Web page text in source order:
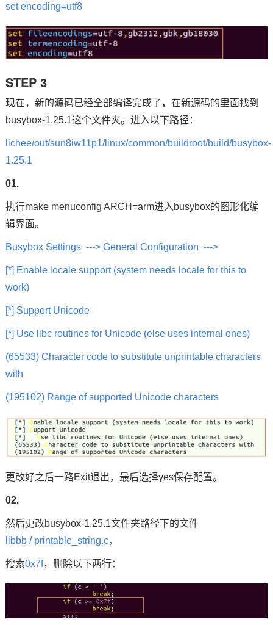
set encoding=utf8
STEP 3
现在，新的源码已经全部编译完成了，在新源码的里面找到
busybox-1.25.1这个文件夹。进入以下路径：
lichee/out/sun8iw11p1/linux/common/buildroot/build/busybox-
1.25.1
01.
执行make menuconfig ARCH=arm进入busybox的图形化编
辑界面。
Busybox Settings ---> General Configuration --->
[*] Enable locale support (system needs locale for this to
work)
[*] Support Unicode
[*] Use libc routines for Unicode (else uses internal ones)
(65533) Character code to substitute unprintable characters
with
(195102) Range of supported Unicode characters
更改好之后一路Exit退出，最后选择yes保存配置。
02.
然后更改busybox-1.25.1文件夹路径下的文件
libbb / printable_string.c，
搜索0x7f，删除以下两行：